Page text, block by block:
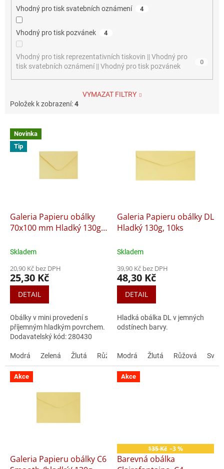
Vhodný pro tisk svatebních oznámení 4
Vhodný pro tisk pozvánek 4
Vhodný pro tisk reprezentativních tiskovin || Vhodný pro
tisk svatebních oznámení || Vhodný pro tisk pozvánek
0
VYMAZAT FILTRY
Položek k zobrazení:4
V
p
u
Novinka
Tip
Galeria Papieru obálky
70x100 mm Hladký 130g,
Skladem
20,90 Kč bez DPH
25,30 Kč
DETAIL
Obálky v mini provedení s
příjemným hladkým povrchem.
Dodavatelský kód: 280430
Modrá Zelená Žlutá Růžová Tmavě modrá Světle zelená
Galeria Papieru obálky DL
Hladký 130g, 10ks
Skladem
39,90 Kč bez DPH
48,30 Kč
DETAIL
Hladká obálka DL v jemných
odstínech barvy.
Modrá Žlutá Růžová
Akce
Galeria Papieru obálky C6
Akce
135 Kč –3 %
Barevná obálka